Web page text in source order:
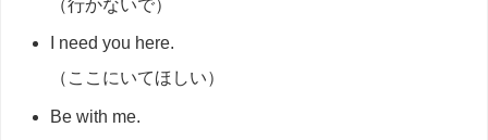
（行かないで）
I need you here.
（ここにいてほしい）
Be with me.